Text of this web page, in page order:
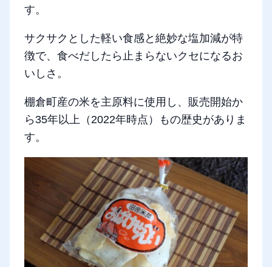
す。
サクサクとした軽い食感と絶妙な塩加減が特
徴で、食べだしたら止まらないクセになるお
いしさ。
棚倉町産の米を主原料に使用し、販売開始か
ら35年以上（2022年時点）もの歴史がありま
す。